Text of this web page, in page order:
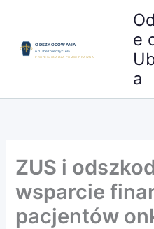
treści
e
a
ZUS i
wsparcie
pacjentów